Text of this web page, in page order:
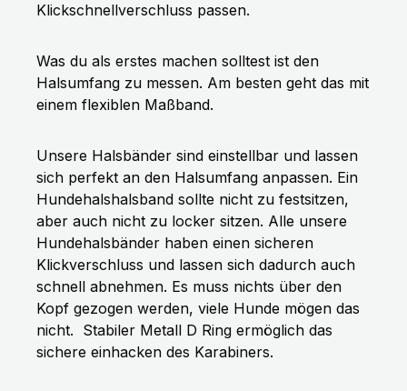
Klickschnellverschluss passen.
Was du als erstes machen solltest ist den
Halsumfang zu messen. Am besten geht das mit
einem flexiblen Maßband.
Unsere Halsbänder sind einstellbar und lassen
sich perfekt an den Halsumfang anpassen. Ein
Hundehalshalsband sollte nicht zu festsitzen,
aber auch nicht zu locker sitzen. Alle unsere
Hundehalsbänder haben einen sicheren
Klickverschluss und lassen sich dadurch auch
schnell abnehmen. Es muss nichts über den
Kopf gezogen werden, viele Hunde mögen das
nicht. Stabiler Metall D Ring ermöglich das
sichere einhacken des Karabiners.